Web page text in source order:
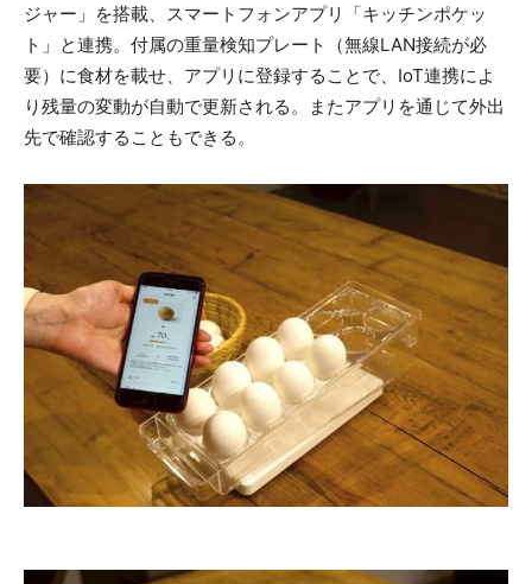
ジャー」を搭載、スマートフォンアプリ「キッチンポケッ
ト」と連携。付属の重量検知プレート（無線LAN接続が必
要）に食材を載せ、アプリに登録することで、IoT連携によ
り残量の変動が自動で更新される。またアプリを通じて外出
先で確認することもできる。